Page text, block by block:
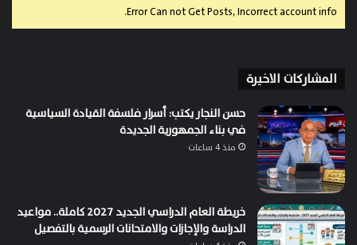
Error Can not Get Posts, Incorrect account info.
المشاركات الاخيرة
حسن النجار يكتب: أسرار فلسفة القيادة السياسية
في بناء الجمهورية الجديدة
منذ 4 ساعات
خريطة العام الدراسي الجديد 2027 كاملة.. مواعيد
الدراسة والإجازات والامتحانات الرسمية بالتفصيل